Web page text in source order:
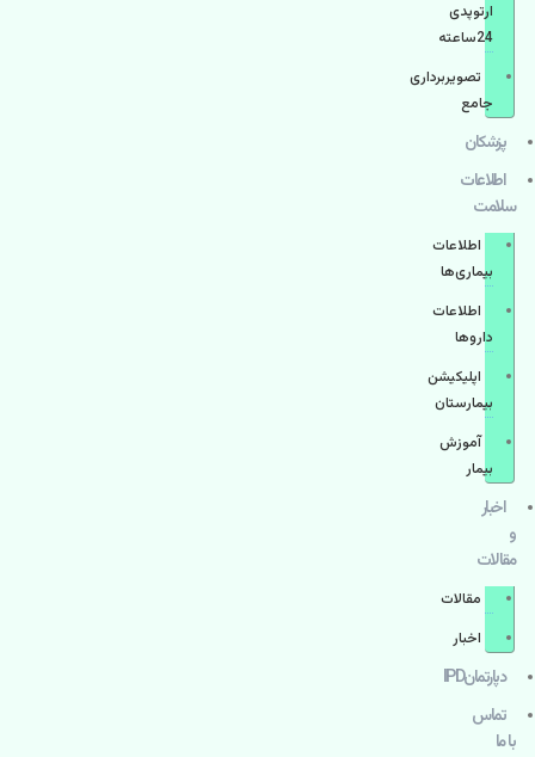
ارتوپدی
24ساعته
تصویربرداری
جامع
پزشكان
اطلاعات
سلامت
اطلاعات
بیماری‌ها
اطلاعات
دارو‌ها
اپليكيشن
بيمارستان
آموزش
بیمار
اخبار
و
مقالات
مقالات
اخبار
دپارتمانIPD
تماس
با ما